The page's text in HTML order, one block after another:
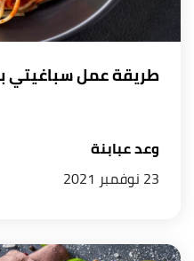
طريقة عمل سباغيتي
وعد عبابنة
23 نوفمبر 2021